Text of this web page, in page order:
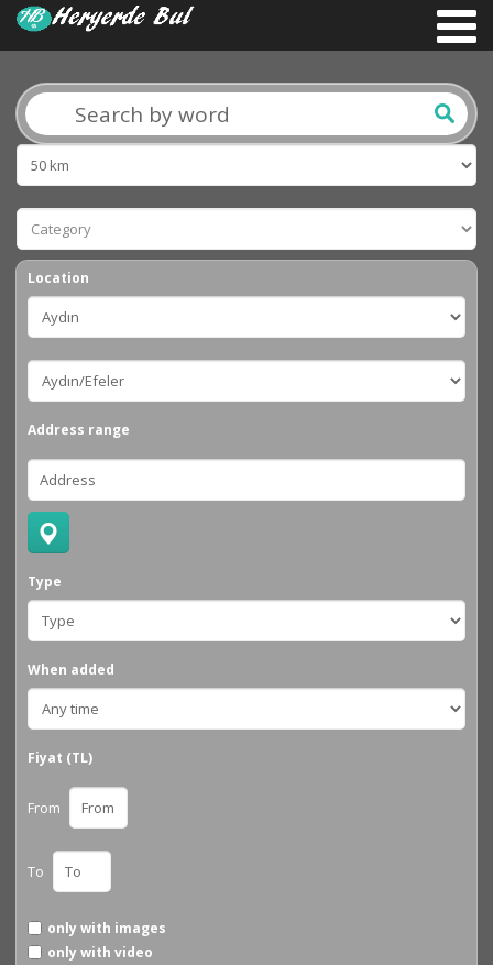
Location
Address range
Type
When added
Fiyat (TL)
From
To
only with images
only with video